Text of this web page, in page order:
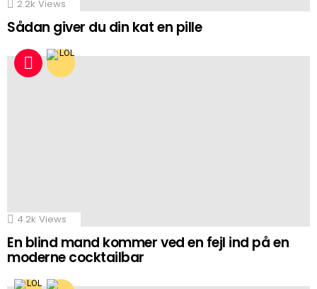
2.2k Views
Sådan giver du din kat en pille
4.2k Views
En blind mand kommer ved en fejl ind på en
moderne cocktailbar